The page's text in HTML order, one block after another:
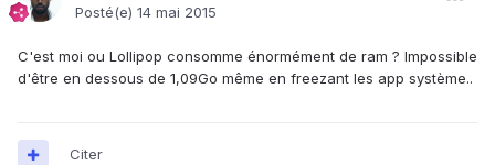
Posté(e) 14 mai 2015
C'est moi ou Lollipop consomme énormément de ram ? Impossible
d'être en dessous de 1,09Go même en freezant les app système..
Citer